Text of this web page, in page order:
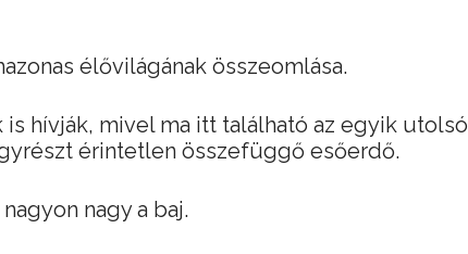
élővilágának összeomlása.
hívják, mivel ma itt található az egyik utolsó
érintetlen összefüggő esőerdő.
nagy a baj.